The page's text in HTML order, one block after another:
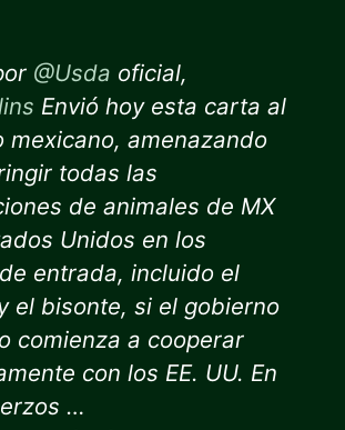
@Usda oficial,
Envió hoy esta carta al
mexicano, amenazando
todas las
de animales de MX
Unidos en los
entrada, incluido el
el bisonte, si el gobierno
comienza a cooperar
con los EE. UU. En
…